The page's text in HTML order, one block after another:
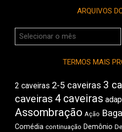
ARQUIVOS
Arquivos
do
TERMOS MAIS
2 caveiras 2-5 caveiras 3
caveiras 4 caveiras
Assombração Ação
Comédia continuação Demônio